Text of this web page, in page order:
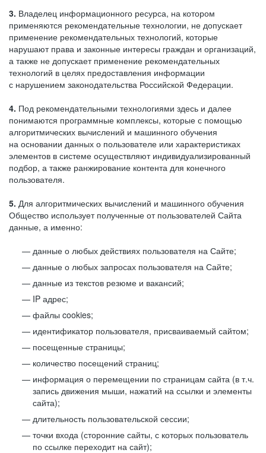
3. Владелец информационного ресурса, на котором
применяются рекомендательные технологии, не допускает
применение рекомендательных технологий, которые
нарушают права и законные интересы граждан и организаций,
а также не допускает применение рекомендательных
технологий в целях предоставления информации
с нарушением законодательства Российской Федерации.
4. Под рекомендательными технологиями здесь и далее
понимаются программные комплексы, которые с помощью
алгоритмических вычислений и машинного обучения
на основании данных о пользователе или характеристиках
элементов в системе осуществляют индивидуализированный
подбор, а также ранжирование контента для конечного
пользователя.
5. Для алгоритмических вычислений и машинного обучения
Общество использует полученные от пользователей Сайта
данные, а именно:
данные о любых действиях пользователя на Сайте;
данные о любых запросах пользователя на Сайте;
данные из текстов резюме и вакансий;
IP адрес;
файлы cookies;
идентификатор пользователя, присваиваемый сайтом;
посещенные страницы;
количество посещений страниц;
информация о перемещении по страницам сайта (в т.ч.
запись движения мыши, нажатий на ссылки и элементы
сайта);
длительность пользовательской сессии;
точки входа (сторонние сайты, с которых пользователь
по ссылке переходит на сайт);